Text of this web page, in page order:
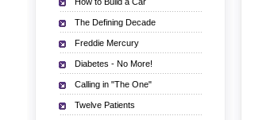
The Defining Decade
Freddie Mercury
Diabetes - No More!
Calling in "The One"
Twelve Patients